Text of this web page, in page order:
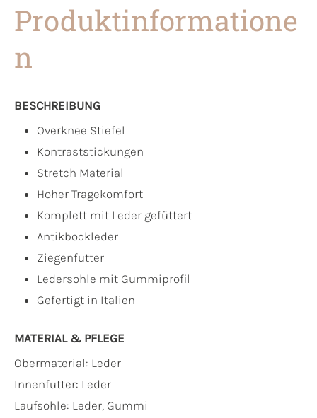
Produktinformatione
n
BESCHREIBUNG
Overknee Stiefel
Kontraststickungen
Stretch Material
Hoher Tragekomfort
Komplett mit Leder gefüttert
Antikbockleder
Ziegenfutter
Ledersohle mit Gummiprofil
Gefertigt in Italien
MATERIAL & PFLEGE
Obermaterial: Leder
Innenfutter: Leder
Laufsohle: Leder, Gummi